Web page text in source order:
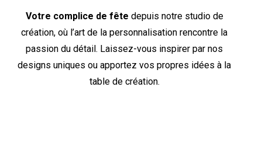
Votre complice de fête depuis notre studio de
création, où l’art de la personnalisation rencontre la
passion du détail. Laissez-vous inspirer par nos
designs uniques ou apportez vos propres idées à la
table de création.